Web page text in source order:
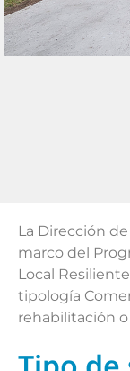
La Dirección
marco del
Local
tipología
rehabilitación